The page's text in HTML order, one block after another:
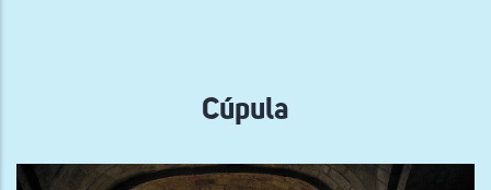
navegaciónCúpula